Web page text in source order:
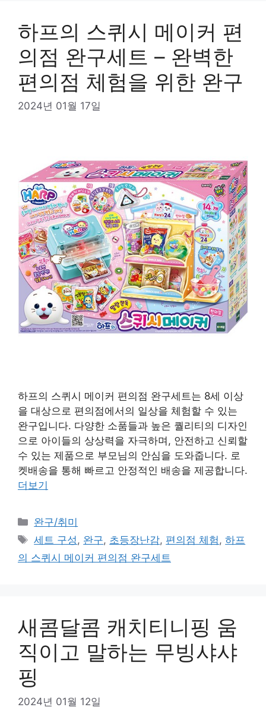
하프의 스퀴시 메이커 편
의점 완구세트 – 완벽한
편의점 체험을 위한 완구
2024년 01월 17일
하프의 스퀴시 메이커 편의점 완구세트는 8세 이상
을 대상으로 편의점에서의 일상을 체험할 수 있는
완구입니다. 다양한 소품들과 높은 퀄리티의 디자인
으로 아이들의 상상력을 자극하며, 안전하고 신뢰할
수 있는 제품으로 부모님의 안심을 도와줍니다. 로
켓배송을 통해 빠르고 안정적인 배송을 제공합니다.
더보기
카
테
리
완구/취미
태
그
세트 구성, 완구, 초등장난감, 편의점 체험,하프
의 스퀴시 메이커 편의점 완구세트
새콤달콤 캐치티니핑 움
직이고 말하는 무빙샤샤
핑
2024년 01월 12일